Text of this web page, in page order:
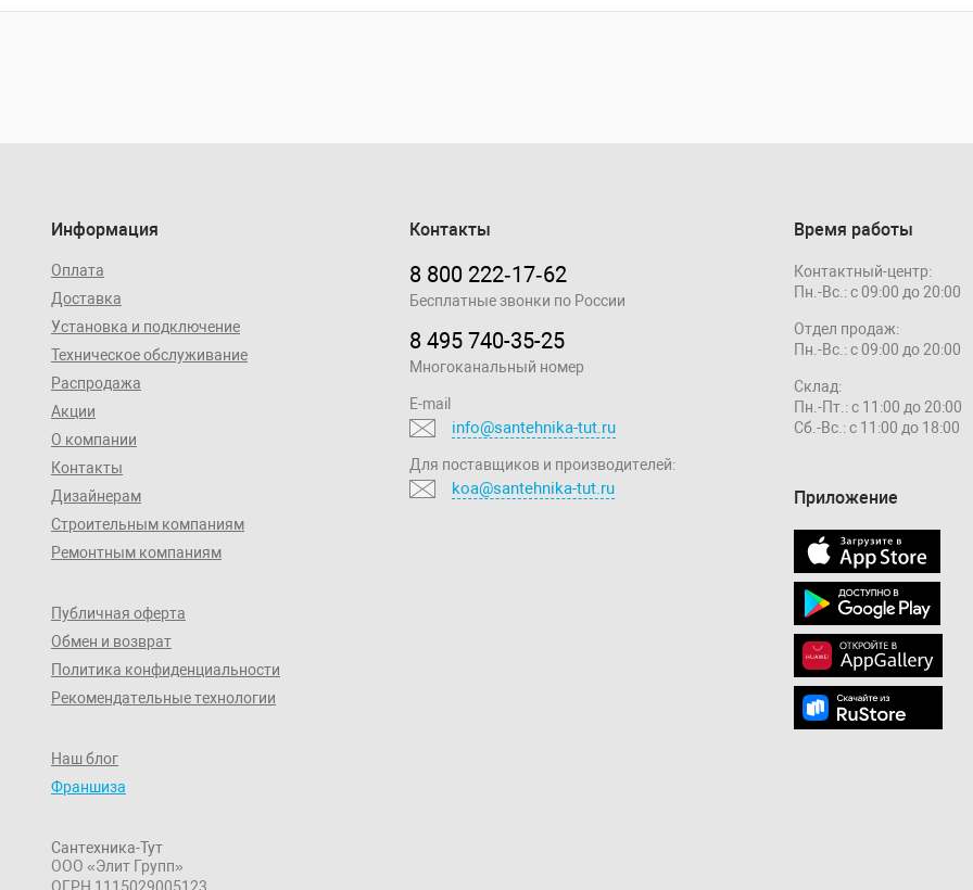
Информация
Оплата
Доставка
Установка и подключение
Техническое обслуживание
Распродажа
Акции
О компании
Контакты
Дизайнерам
Строительным компаниям
Ремонтным компаниям
Публичная оферта
Обмен и возврат
Политика конфиденциальности
Рекомендательные технологии
Наш блог
Франшиза
Сантехника-Тут
ООО «Элит Групп»
ОГРН 1115029005123
Контакты
8 800 222‑17‑62
Бесплатные звонки по России
8 495 740-35-25
Многоканальный номер
E-mail
info@santehnika-tut.ru
Для поставщиков и производителей:
koa@santehnika-tut.ru
Время работы
Контактный-центр:
Пн.-Вс.: с 09:00 до 20:00
Отдел продаж:
Пн.-Вс.: с 09:00 до 20:00
Склад:
Пн.-Пт.: с 11:00 до 20:00
Сб.-Вс.: с 11:00 до 18:00
Приложение